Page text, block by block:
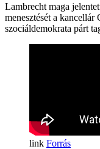
Lambrecht maga
menesztését a
szociáldemokrata párt
Forrás